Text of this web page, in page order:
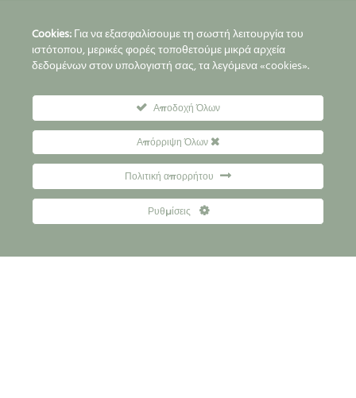
Προκράτηση θέσης
Cookies:Για να εξασφαλίσουμε τη σωστή λειτουργία του
ιστότοπου, μερικές φορές τοποθετούμε μικρά αρχεία
δεδομένων στον υπολογιστή σας, τα λεγόμενα «cookies».
Αποδοχή Όλων
Απόρριψη Όλων
Πολιτική απορρήτου
Ρυθμίσεις